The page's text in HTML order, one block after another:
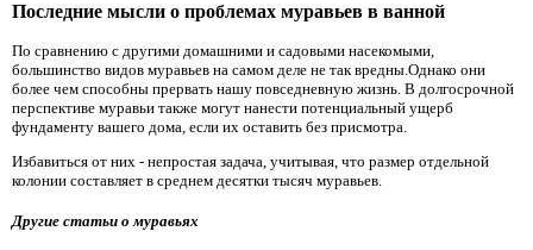
Последние мысли о проблемах муравьев в ванной
По сравнению с другими домашними и садовыми насекомыми,
большинство видов муравьев на самом деле не так вредны.Однако они
более чем способны прервать нашу повседневную жизнь. В долгосрочной
перспективе муравьи также могут нанести потенциальный ущерб
фундаменту вашего дома, если их оставить без присмотра.
Избавиться от них - непростая задача, учитывая, что размер отдельной
колонии составляет в среднем десятки тысяч муравьев.
Другие статьи о муравьях